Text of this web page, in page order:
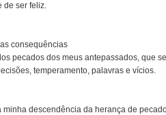
de ser feliz.
consequências
pecados dos meus antepassados, que
temperamento, palavras e vícios.
minha descendência da herança de